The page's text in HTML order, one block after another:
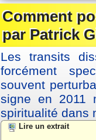
Comment
par Patrick
Les transits
forcément
souvent
signe en 2011
spiritualité dans
Lire un extrait